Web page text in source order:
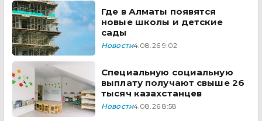
Где в Алматы появятся
новые школы и детские
сады
Новости4.08.26 9:02
Специальную социальную
выплату получают свыше 26
тысяч казахстанцев
Новости4.08.26 8:58